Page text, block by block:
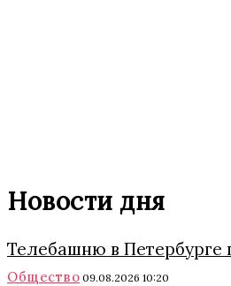
Новости дня
Телебашню в Петербурге
Общество 09.08.2026 10:20